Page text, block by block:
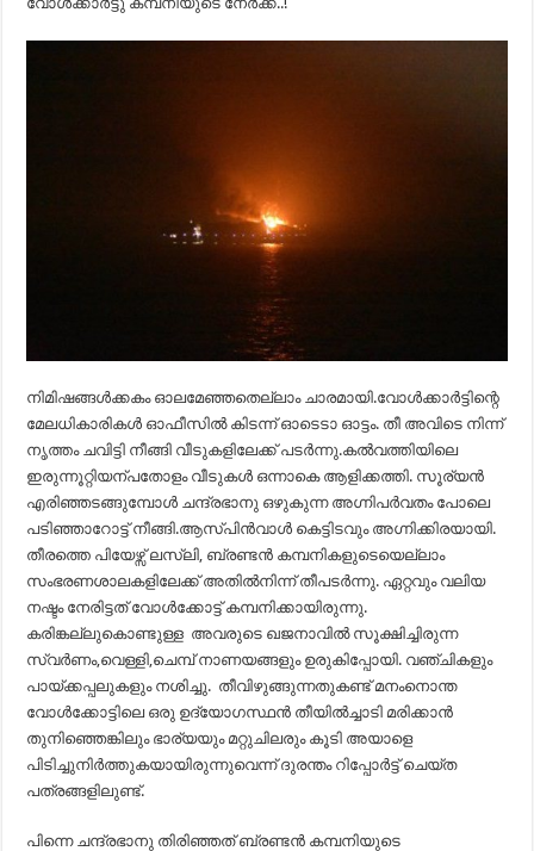
നിമിഷങ്ങൾക്കകം ഓലമേഞ്ഞതെല്ലാം ചാരമായി.വോൾക്കാർട്ടിന്റെ
മേലധികാരികൾ ഓഫീസിൽ കിടന്ന് ഓടെടാ ഓട്ടം. തീ അവിടെ നിന്ന്
നൃത്തം ചവിട്ടി നീങ്ങി വീടുകളിലേക്ക് പടർന്നു.കൽവത്തിയിലെ
ഇരുന്നൂറ്റിയന്പതോളം വീടുകൾ ഒന്നാകെ ആളിക്കത്തി. സൂര്യൻ
എരിഞ്ഞടങ്ങുമ്പോൾ ചന്ദ്രഭാനു ഒഴുകുന്ന അഗ്നിപർവതം പോലെ
പടിഞ്ഞാറോട്ട് നീങ്ങി.ആസ്പിൻവാൾ കെട്ടിടവും അഗ്നിക്കിരയായി.
തീരത്തെ പിയേഴ്സ് ലസ്ലി, ബ്രണ്ടന്‍ കമ്പനികളുടെയെല്ലാം
സംഭരണശാലകളിലേക്ക് അതില്‍നിന്ന് തീപടര്‍ന്നു. ഏറ്റവും വലിയ
നഷ്ടം നേരിട്ടത് വോള്‍ക്കോട്ട് കമ്പനിക്കായിരുന്നു.
കരിങ്കല്ലുകൊണ്ടുള്ള അവരുടെ ഖജനാവില്‍ സൂക്ഷിച്ചിരുന്ന
സ്വര്‍ണം,വെള്ളി,ചെമ്പ് നാണയങ്ങളും ഉരുകിപ്പോയി. വഞ്ചികളും
പായ്ക്കപ്പലുകളും നശിച്ചു. തീവിഴുങ്ങുന്നതുകണ്ട് മനംനൊന്ത
വോള്‍ക്കോട്ടിലെ ഒരു ഉദ്യോഗസ്ഥന്‍ തീയില്‍ച്ചാടി മരിക്കാന്‍
തുനിഞ്ഞെങ്കിലും ഭാര്യയും മറ്റുചിലരും കൂടി അയാളെ
പിടിച്ചുനിര്‍ത്തുകയായിരുന്നുവെന്ന് ദുരന്തം റിപ്പോര്‍ട്ട് ചെയ്ത
പത്രങ്ങളിലുണ്ട്.
പിന്നെ ചന്ദ്രഭാനു തിരിഞ്ഞത് ബ്രണ്ടൻ കമ്പനിയുടെ